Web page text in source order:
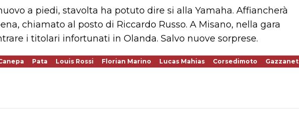
a piedi, stavolta ha potuto dire si alla Yamaha. Affiancherà
chiamato al posto di Riccardo Russo. A Misano, nella gara
i titolari infortunati in Olanda. Salvo nuove sorprese.
Pata Louis Rossi Florian Marino Lucas Mahias Corsedimoto Gazzanet